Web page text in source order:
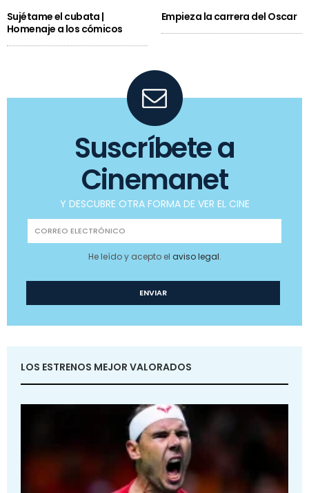
Sujétame el cubata |
Homenaje a los cómicos
Empieza la carrera del Oscar
Suscríbete a
Cinemanet
Y DESCUBRE OTRA FORMA DE VER EL CINE
He leído y acepto el aviso legal.
LOS ESTRENOS MEJOR VALORADOS